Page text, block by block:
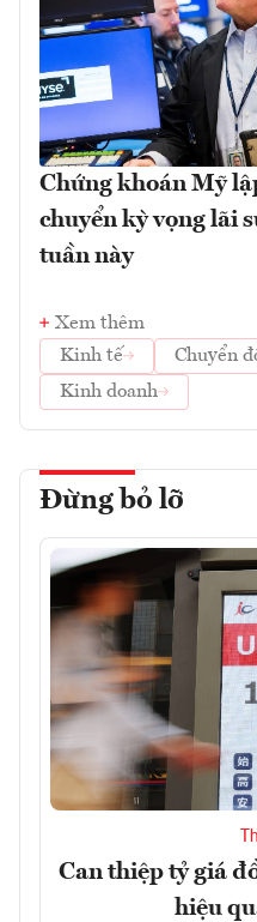
Chứng khoán Mỹ
chuyển kỳ vọng lãi
tuần này
Xem thêm
Kinh tế
Chuyển
Kinh doanh
Đừng bỏ lỡ
Can thiệp tỷ giá
hiệu